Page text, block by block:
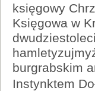
księgowy
Księgowa w
burgrabskim
Instynktem